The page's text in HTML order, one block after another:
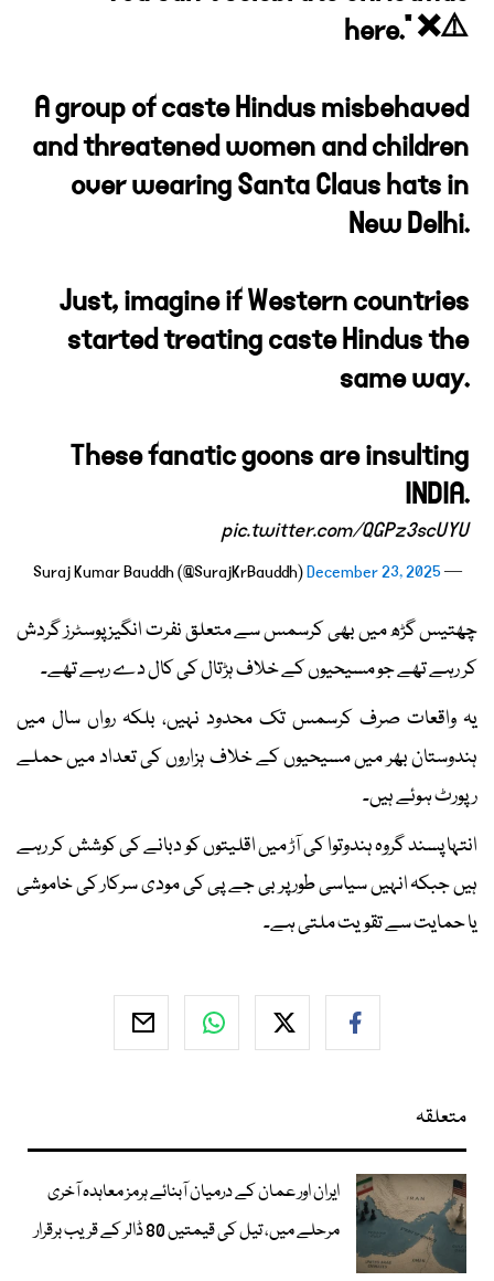
here." ❌⚠️
A group of caste Hindus misbehaved
and threatened women and children
over wearing Santa Claus hats in
New Delhi.
Just, imagine if Western countries
started treating caste Hindus the
same way.
These fanatic goons are insulting
INDIA.
pic.twitter.com/QGPz3scUYU
— Suraj Kumar Bauddh (@SurajKrBauddh)
December 23, 2025
چھتیس گڑھ میں بھی کرسمس سے متعلق نفرت انگیز پوسٹرز گردش
کر رہے تھے جو مسیحیوں کے خلاف ہڑتال کی کال دے رہے تھے۔
یہ واقعات صرف کرسمس تک محدود نہیں، بلکہ رواں سال میں
ہندوستان بھر میں مسیحیوں کے خلاف ہزاروں کی تعداد میں حملے
رپورٹ ہوئے ہیں۔
انتہا پسند گروہ ہندوتوا کی آڑ میں اقلیتوں کو دبانے کی کوشش کر رہے
ہیں جبکہ انہیں سیاسی طور پر بی جے پی کی مودی سرکار کی خاموشی
یا حمایت سے تقویت ملتی ہے۔
متعلقہ
ایران اور عمان کے درمیان آبنائے ہرمز معاہدہ آخری
مرحلے میں، تیل کی قیمتیں 80 ڈالر کے قریب برقرار